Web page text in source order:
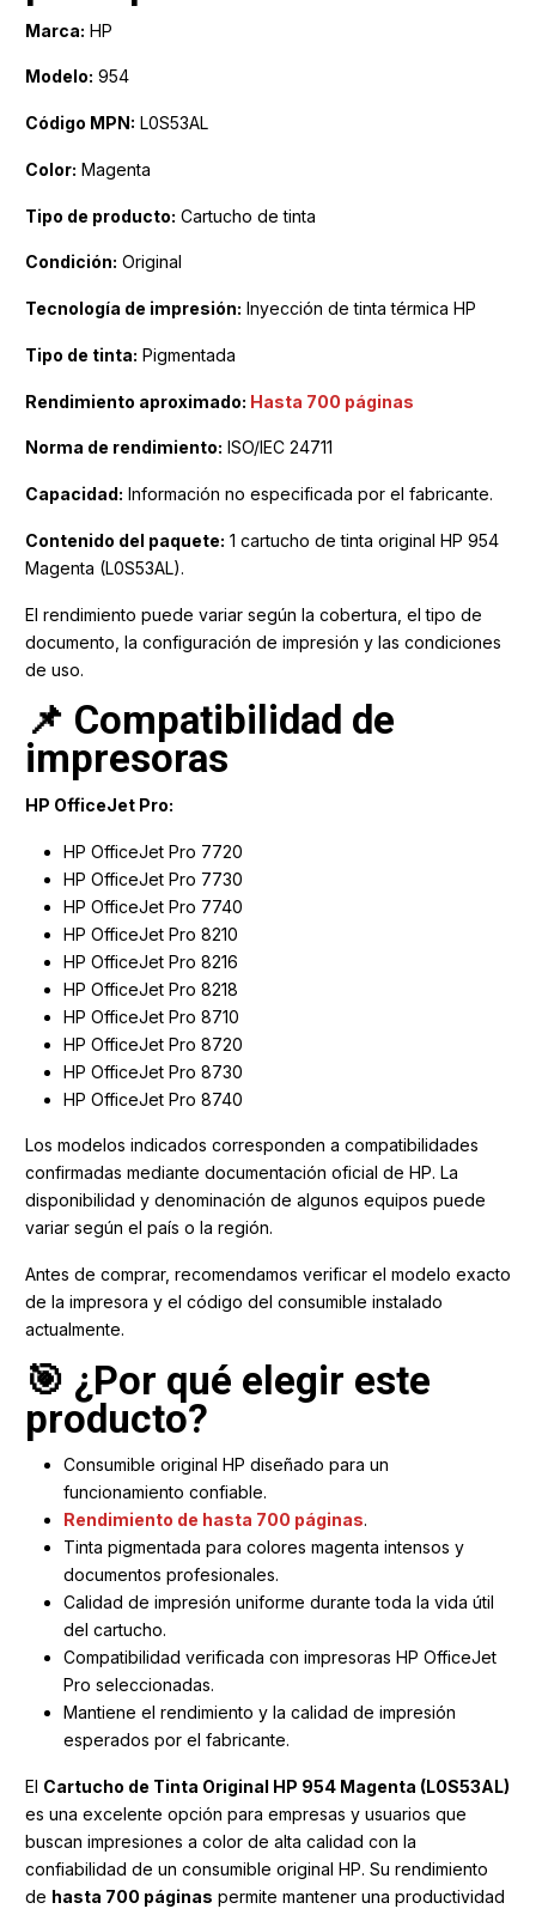
Marca: HP
Modelo: 954
Código MPN: L0S53AL
Color: Magenta
Tipo de producto: Cartucho de tinta
Condición: Original
Tecnología de impresión: Inyección de tinta térmica HP
Tipo de tinta: Pigmentada
Rendimiento aproximado: Hasta 700 páginas
Norma de rendimiento: ISO/IEC 24711
Capacidad: Información no especificada por el fabricante.
Contenido del paquete: 1 cartucho de tinta original HP 954
Magenta (L0S53AL).
El rendimiento puede variar según la cobertura, el tipo de
documento, la configuración de impresión y las condiciones
de uso.
📌 Compatibilidad de
impresoras
HP OfficeJet Pro:
HP OfficeJet Pro 7720
HP OfficeJet Pro 7730
HP OfficeJet Pro 7740
HP OfficeJet Pro 8210
HP OfficeJet Pro 8216
HP OfficeJet Pro 8218
HP OfficeJet Pro 8710
HP OfficeJet Pro 8720
HP OfficeJet Pro 8730
HP OfficeJet Pro 8740
Los modelos indicados corresponden a compatibilidades
confirmadas mediante documentación oficial de HP. La
disponibilidad y denominación de algunos equipos puede
variar según el país o la región.
Antes de comprar, recomendamos verificar el modelo exacto
de la impresora y el código del consumible instalado
actualmente.
🎯 ¿Por qué elegir este
producto?
Consumible original HP diseñado para un
funcionamiento confiable.
Rendimiento de hasta 700 páginas.
Tinta pigmentada para colores magenta intensos y
documentos profesionales.
Calidad de impresión uniforme durante toda la vida útil
del cartucho.
Compatibilidad verificada con impresoras HP OfficeJet
Pro seleccionadas.
Mantiene el rendimiento y la calidad de impresión
esperados por el fabricante.
El Cartucho de Tinta Original HP 954 Magenta (L0S53AL)
es una excelente opción para empresas y usuarios que
buscan impresiones a color de alta calidad con la
confiabilidad de un consumible original HP. Su rendimiento
de hasta 700 páginas permite mantener una productividad